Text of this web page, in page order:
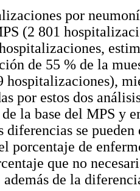
por
(2 801
de 55 % de la
hospitalizaciones),
por estos dos
la base del MPS y
diferencias se
porcentaje de
que no
además de la